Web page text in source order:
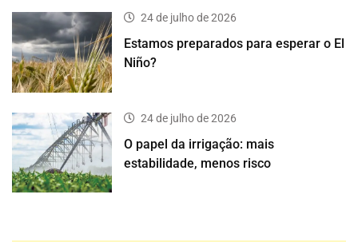
24 de julho de 2026
Estamos preparados para esperar o El
Niño?
24 de julho de 2026
O papel da irrigação: mais
estabilidade, menos risco